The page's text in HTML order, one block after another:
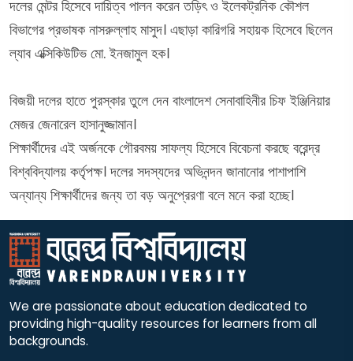
দলের মেন্টর হিসেবে দায়িত্ব পালন করেন তড়িৎ ও ইলেকট্রনিক কৌশল
বিভাগের প্রভাষক নাসরুল্লাহ মাসুদ। এছাড়া কারিগরি সহায়ক হিসেবে ছিলেন
ল্যাব এক্সিকিউটিভ মো. ইনজামুল হক।
বিজয়ী দলের হাতে পুরস্কার তুলে দেন বাংলাদেশ সেনাবাহিনীর চিফ ইঞ্জিনিয়ার
মেজর জেনারেল হাসানুজ্জামান।
শিক্ষার্থীদের এই অর্জনকে গৌরবময় সাফল্য হিসেবে বিবেচনা করছে বরেন্দ্র
বিশ্ববিদ্যালয় কর্তৃপক্ষ। দলের সদস্যদের অভিনন্দন জানানোর পাশাপাশি
অন্যান্য শিক্ষার্থীদের জন্য তা বড় অনুপ্রেরণা বলে মনে করা হচ্ছে।
We are passionate about education dedicated to
providing high-quality resources for learners from all
backgrounds.